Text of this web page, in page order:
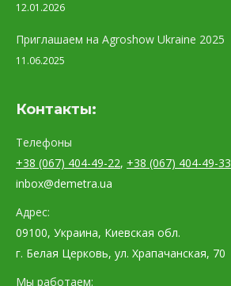
12.01.2026
Приглашаем на Agroshow Ukraine 2025
11.06.2025
Контакты:
Телефоны
+38 (067) 404-49-22, +38 (067) 404-49-33
inbox@demetra.ua
Адрес:
09100, Украина, Киевская обл.
г. Белая Церковь, ул. Храпачанская, 70
Мы работаем: